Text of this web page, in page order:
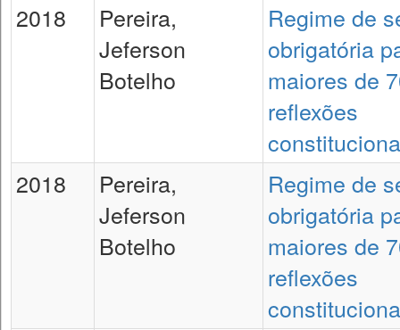
2018
Pereira,
Jeferson
Botelho
Regime de
obrigatória
maiores de
reflexões
2018
Pereira,
Jeferson
Botelho
Regime de
obrigatória
maiores de
reflexões